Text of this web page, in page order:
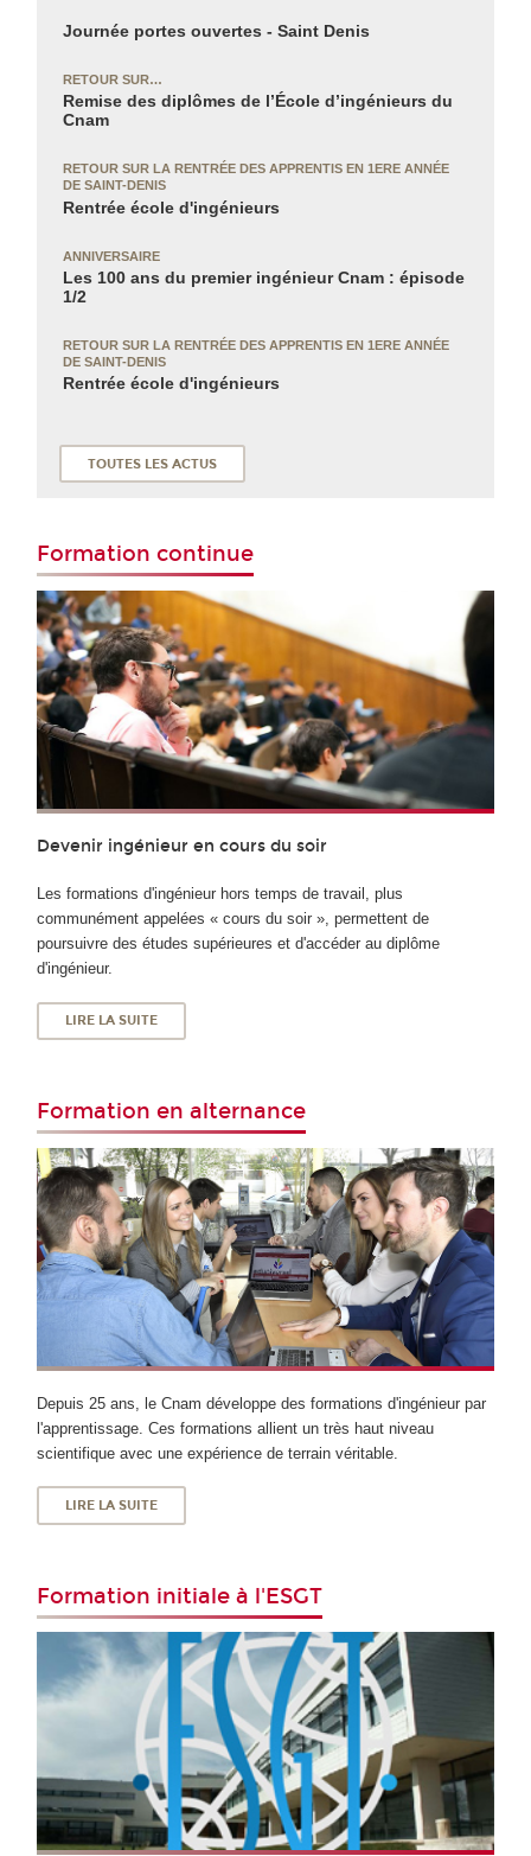
Journée portes ouvertes - Saint Denis
RETOUR SUR…
Remise des diplômes de l’École d’ingénieurs du
Cnam
RETOUR SUR LA RENTRÉE DES APPRENTIS EN 1ERE ANNÉE
DE SAINT-DENIS
Rentrée école d'ingénieurs
ANNIVERSAIRE
Les 100 ans du premier ingénieur Cnam : épisode
1/2
RETOUR SUR LA RENTRÉE DES APPRENTIS EN 1ERE ANNÉE
DE SAINT-DENIS
Rentrée école d'ingénieurs
TOUTES LES ACTUS
Formation continue
Devenir ingénieur en cours du soir
Les formations d'ingénieur hors temps de travail, plus
communément appelées « cours du soir », permettent de
poursuivre des études supérieures et d'accéder au diplôme
d'ingénieur.
LIRE LA SUITE
Formation en alternance
Depuis 25 ans, le Cnam développe des formations d'ingénieur par
l'apprentissage. Ces formations allient un très haut niveau
scientifique avec une expérience de terrain véritable.
LIRE LA SUITE
Formation initiale à l'ESGT